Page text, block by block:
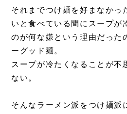
それまでつけ麺を好まなかっ
いと食べている間にスープが
のが何な嫌という理由だった
ーグッド麺。
スープが冷たくなることが不
ない。
そんなラーメン派をつけ麺派